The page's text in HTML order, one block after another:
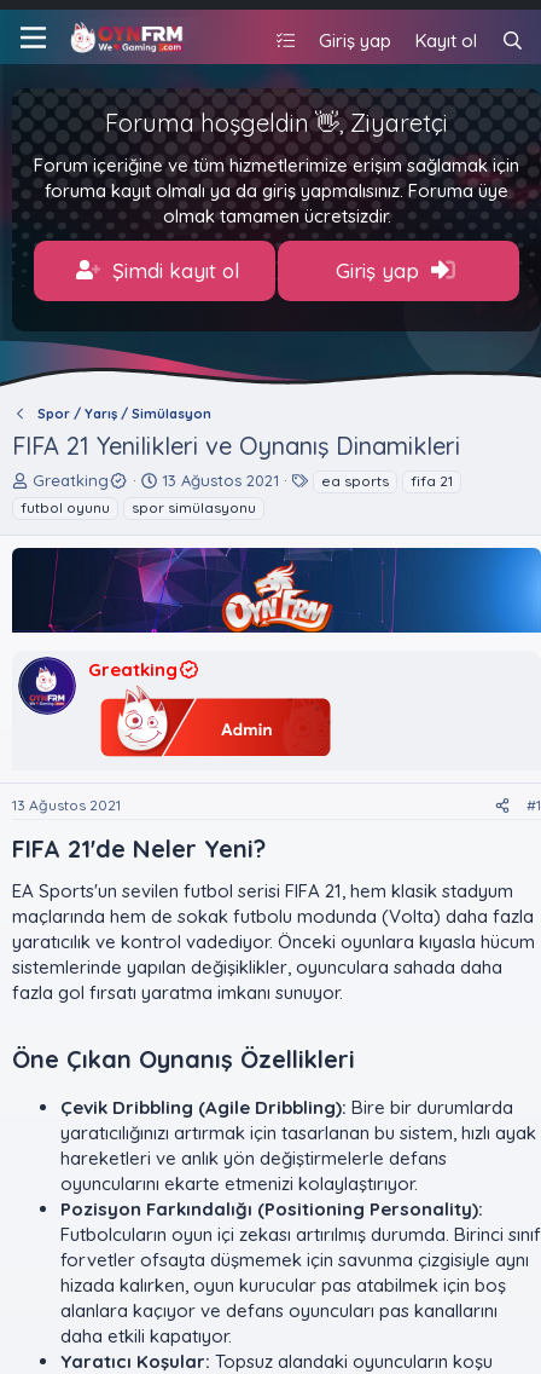
Giriş yap Kayıt ol
Foruma hoşgeldin 👋, Ziyaretçi
Forum içeriğine ve tüm hizmetlerimize erişim sağlamak için
foruma kayıt olmalı ya da giriş yapmalısınız. Foruma üye
olmak tamamen ücretsizdir.
Şimdi kayıt ol Giriş yap
Spor / Yarış / Simülasyon
FIFA 21 Yenilikleri ve Oynanış Dinamikleri
K
o
u
a
a
t
Greatking
B
l
a
n
g
ı
t
a
r
i
h
i
13 Ağustos 2021
k
e
l
e
ea sports
fifa 21
futbol oyunu
spor simülasyonu
Greatking
13 Ağustos 2021 #1
FIFA 21'de Neler Yeni?​
EA Sports'un sevilen futbol serisi FIFA 21, hem klasik stadyum
maçlarında hem de sokak futbolu modunda (Volta) daha fazla
yaratıcılık ve kontrol vadediyor. Önceki oyunlara kıyasla hücum
sistemlerinde yapılan değişiklikler, oyunculara sahada daha
fazla gol fırsatı yaratma imkanı sunuyor.
Öne Çıkan Oynanış Özellikleri​
Çevik Dribbling (Agile Dribbling): Bire bir durumlarda
yaratıcılığınızı artırmak için tasarlanan bu sistem, hızlı ayak
hareketleri ve anlık yön değiştirmelerle defans
oyuncularını ekarte etmenizi kolaylaştırıyor.
Pozisyon Farkındalığı (Positioning Personality):
Futbolcuların oyun içi zekası artırılmış durumda. Birinci sınıf
forvetler ofsayta düşmemek için savunma çizgisiyle aynı
hizada kalırken, oyun kurucular pas atabilmek için boş
alanlara kaçıyor ve defans oyuncuları pas kanallarını
daha etkili kapatıyor.
Yaratıcı Koşular: Topsuz alandaki oyuncuların koşu